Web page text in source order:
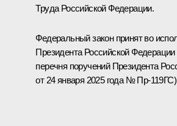
Труда Российской Федерации.
Федеральный закон принят во
Президента Российской Федерации
перечня порученийПрезидента
от 24 января 2025 года № Пр-